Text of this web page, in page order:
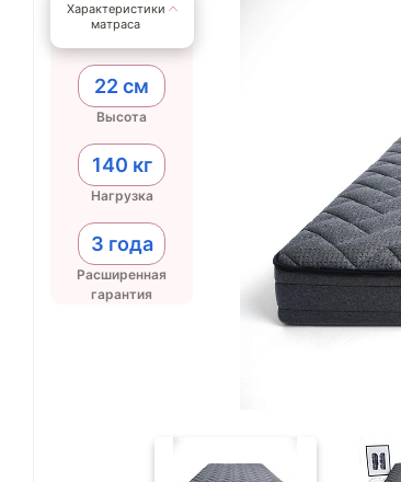
Характеристики
матраса
22 см
Высота
140 кг
Нагрузка
3 года
Расширенная
гарантия